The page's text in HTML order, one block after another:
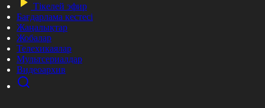
Тікелей эфир
Бағдарлама кестесі
Жаңалықтар
Жобалар
Телехикаялар
Мультсериалдар
Видеоархив